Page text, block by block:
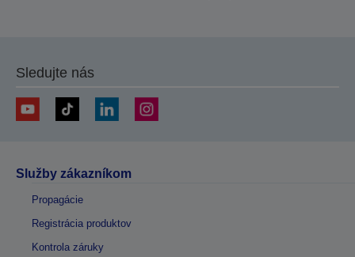
Sledujte nás
Služby zákazníkom
Propagácie
Registrácia produktov
Kontrola záruky